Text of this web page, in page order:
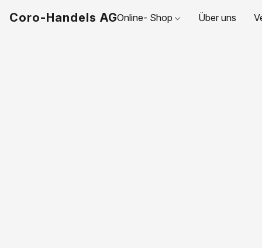
Coro-Handels AGOnline- Shop Über uns